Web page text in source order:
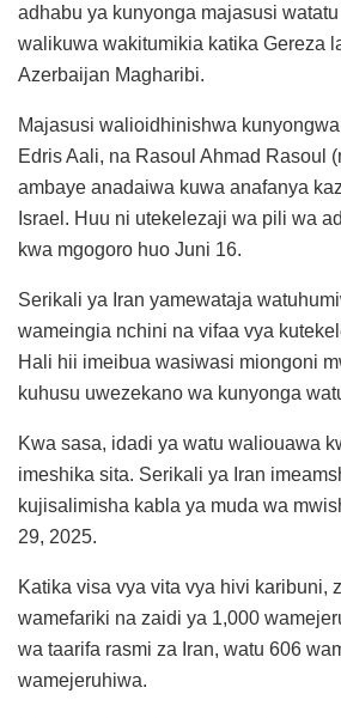
adhabu ya kunyonga majasusi
walikuwa wakitumikia katika Gereza
Azerbaijan Magharibi.
Majasusi walioidhinishwa
Edris Aali, na Rasoul Ahmad Rasoul
ambaye anadaiwa kuwa anafanya
Israel. Huu ni utekelezaji wa pili wa
kwa mgogoro huo Juni 16.
Serikali ya Iran yamewataja
wameingia nchini na vifaa vya
Hali hii imeibua wasiwasi miongoni
kuhusu uwezekano wa kunyonga
Kwa sasa, idadi ya watu waliouawa
imeshika sita. Serikali ya Iran
kujisalimisha kabla ya muda wa
29, 2025.
Katika visa vya vita vya hivi karibuni,
wamefariki na zaidi ya 1,000
wa taarifa rasmi za Iran, watu 606
wamejeruhiwa.